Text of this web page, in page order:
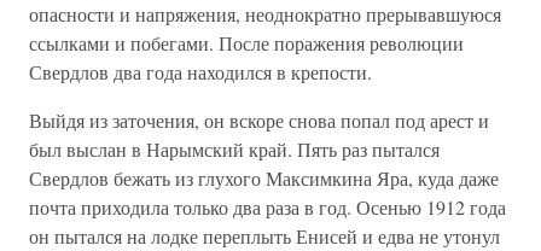
опасности и напряжения, неоднократно прерывавшуюся
ссылками и побегами. После поражения революции
Свердлов два года находился в крепости.
Выйдя из заточения, он вскоре снова попал под арест и
был выслан в Нарымский край. Пять раз пытался
Свердлов бежать из глухого Максимкина Яра, куда даже
почта приходила только два раза в год. Осенью 1912 года
он пытался на лодке переплыть Енисей и едва не утонул